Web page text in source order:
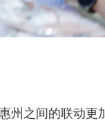
之间的联动更